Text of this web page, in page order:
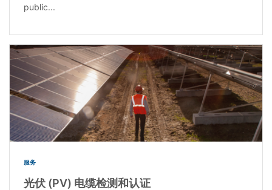
public...
服务
光伏 (PV) 电缆检测和认证